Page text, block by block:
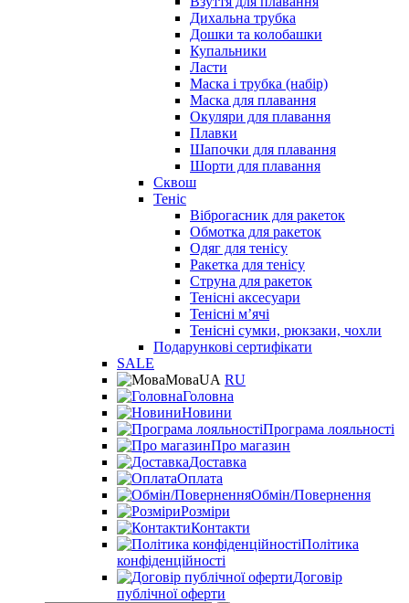
Дихальна трубка
Дошки та колобашки
Купальники
Ласти
Маска і трубка (набір)
Маска для плавання
Окуляри для плавання
Плавки
Шапочки для плавання
Шорти для плавання
Сквош
Теніс
Віброгасник для ракеток
Обмотка для ракеток
Одяг для тенісу
Ракетка для тенісу
Струна для ракеток
Тенісні аксесуари
Тенісні мʼячі
Тенісні сумки, рюкзаки, чохли
Подарункові сертифікати
SALE
МоваUA RU
Головна
Новини
Програма лояльності
Про магазин
Доставка
Оплата
Обмін/Повернення
Розміри
Контакти
Політика
конфіденційності
Договір
публічної оферти